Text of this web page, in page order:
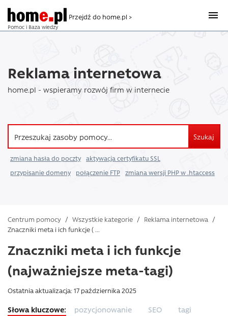
Pomoc i Baza wiedzy
Przejdź do home.pl >
Reklama internetowa
home.pl - wspieramy rozwój firm w internecie
Szukaj
zmiana hasła do poczty
aktywacja certyfikatu SSL
przypisanie domeny
połączenie FTP zmiana wersji PHP w .htaccess
Centrum pomocy / Wszystkie kategorie / Reklama internetowa /
Znaczniki meta i ich funkcje ( ...
Znaczniki meta i ich funkcje
(najważniejsze meta-tagi)
Ostatnia aktualizacja: 17 października 2025
pozycjonowanie SEO
tagi